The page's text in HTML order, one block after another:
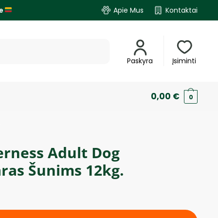
Apie Mus Kontaktai
Paskyra Įsiminti
0,00 € 0
Adult Dog
Šunims 12kg.